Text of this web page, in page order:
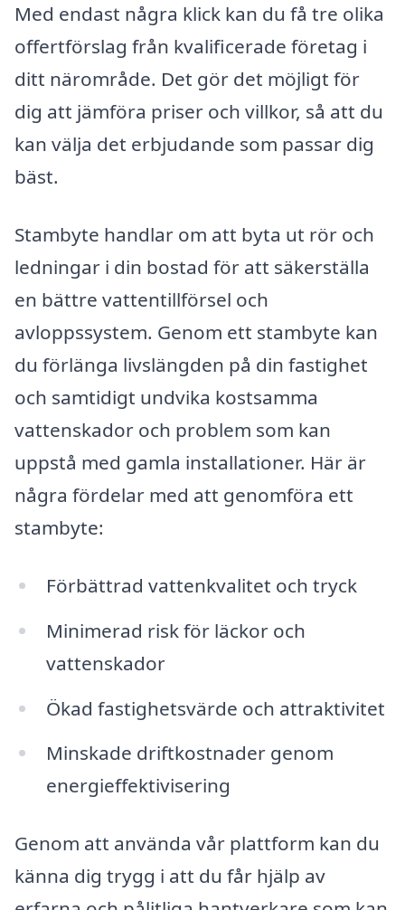
Med endast några klick kan du få tre olika
offertförslag från kvalificerade företag i
ditt närområde. Det gör det möjligt för
dig att jämföra priser och villkor, så att du
kan välja det erbjudande som passar dig
bäst.
Stambyte handlar om att byta ut rör och
ledningar i din bostad för att säkerställa
en bättre vattentillförsel och
avloppssystem. Genom ett stambyte kan
du förlänga livslängden på din fastighet
och samtidigt undvika kostsamma
vattenskador och problem som kan
uppstå med gamla installationer. Här är
några fördelar med att genomföra ett
stambyte:
Förbättrad vattenkvalitet och tryck
Minimerad risk för läckor och
vattenskador
Ökad fastighetsvärde och attraktivitet
Minskade driftkostnader genom
energieffektivisering
Genom att använda vår plattform kan du
känna dig trygg i att du får hjälp av